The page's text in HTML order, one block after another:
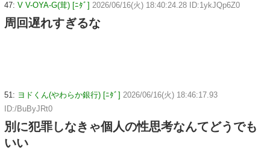
47: V V-OYA-G(茸) [ﾆﾀﾞ] 2026/06/16(火) 18:40:24.28 ID:1ykJQp6Z0
周回遅れすぎるな
51: ヨドくん(やわらか銀行) [ﾆﾀﾞ] 2026/06/16(火) 18:46:17.93
ID:/BuByJRt0
別に犯罪しなきゃ個人の性思考なんてどうでも
いい